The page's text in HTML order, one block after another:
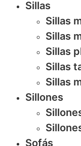
Sillas
Sillas
Sillas
Sillas
Sillas
Sillas
Sillones
Sofás